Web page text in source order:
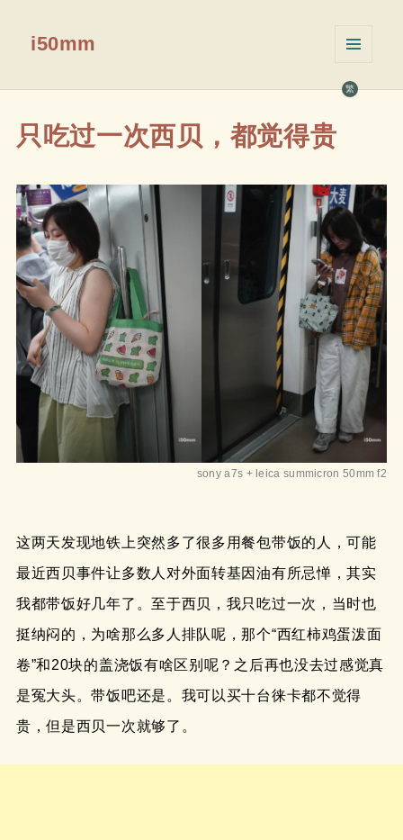
繁
i50mm
挂件
只吃过一次西贝，都觉得贵
sony a7s + leica summicron 50mm f2
这两天发现地铁上突然多了很多用餐包带饭的人，可能
最近西贝事件让多数人对外面转基因油有所忌惮，其实
我都带饭好几年了。至于西贝，我只吃过一次，当时也
挺纳闷的，为啥那么多人排队呢，那个“西红柿鸡蛋泼面
卷”和20块的盖浇饭有啥区别呢？之后再也没去过感觉真
是冤大头。带饭吧还是。我可以买十台徕卡都不觉得
贵，但是西贝一次就够了。